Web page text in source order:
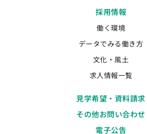
採用情報
働く環境
データでみる働き方
文化・風土
求人情報一覧
見学希望・資料請求
その他お問い合わせ
電子公告